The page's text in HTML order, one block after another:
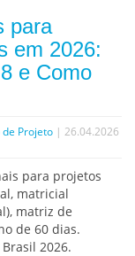
para
em 2026:
e Como
de Projeto | 26.04.2026
para projetos
matricial
matriz de
de 60 dias.
2026.